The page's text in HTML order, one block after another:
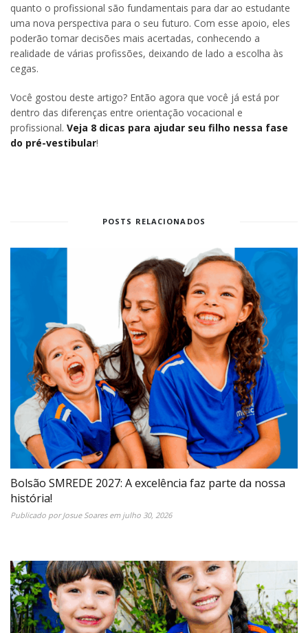
quanto o profissional são fundamentais para dar ao estudante
uma nova perspectiva para o seu futuro. Com esse apoio, eles
poderão tomar decisões mais acertadas, conhecendo a
realidade de várias profissões, deixando de lado a escolha às
cegas.
Você gostou deste artigo? Então agora que você já está por
dentro das diferenças entre orientação vocacional e
profissional. Veja 8 dicas para ajudar seu filho nessa fase
do pré-vestibular!
POSTS RELACIONADOS
Bolsão SMREDE 2027: A excelência faz parte da nossa
história!
Publicado porJosue Soaresem julho 30, 2026